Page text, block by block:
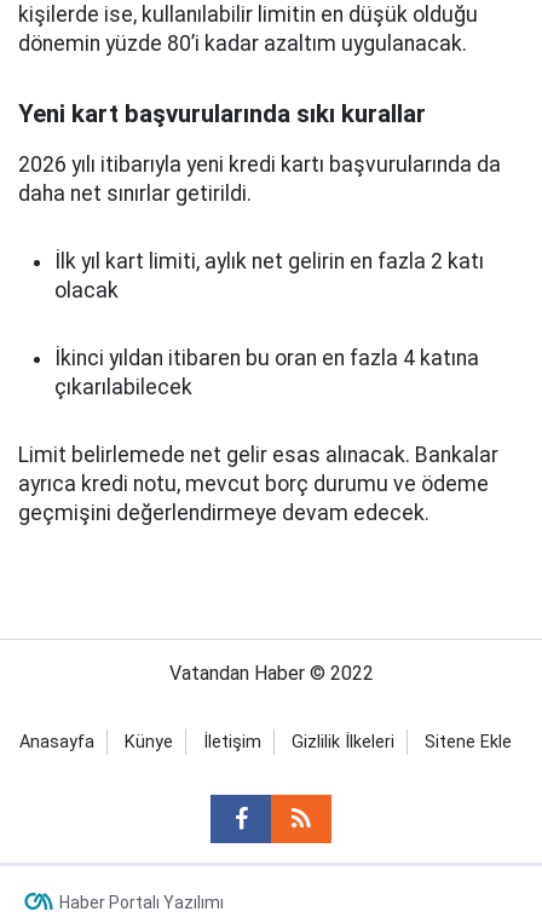
kişilerde ise, kullanılabilir limitin en düşük olduğu
dönemin yüzde 80’i kadar azaltım uygulanacak.
Yeni kart başvurularında sıkı kurallar
2026 yılı itibarıyla yeni kredi kartı başvurularında da
daha net sınırlar getirildi.
İlk yıl kart limiti, aylık net gelirin en fazla 2 katı
olacak
İkinci yıldan itibaren bu oran en fazla 4 katına
çıkarılabilecek
Limit belirlemede net gelir esas alınacak. Bankalar
ayrıca kredi notu, mevcut borç durumu ve ödeme
geçmişini değerlendirmeye devam edecek.
Vatandan Haber © 2022
Anasayfa Künye İletişim Gizlilik İlkeleri Sitene Ekle
Haber Portalı Yazılımı